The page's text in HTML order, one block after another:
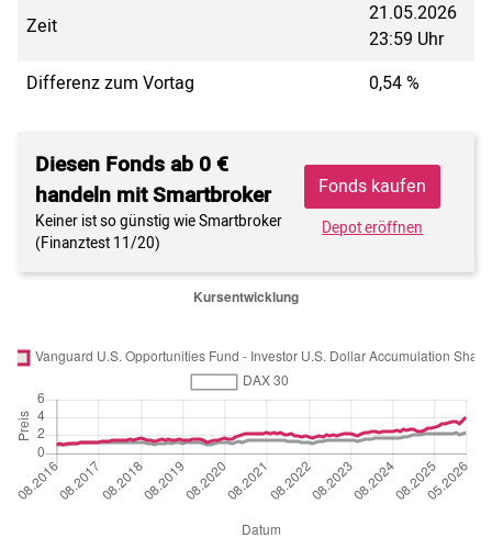
Zeit
21.05.2026
23:59 Uhr
Differenz zum Vortag
0,54 %
Diesen Fonds ab 0 €
handeln mit Smartbroker
Keiner ist so günstig wie Smartbroker
(Finanztest 11/20)
Fonds kaufen
Depot eröffnen